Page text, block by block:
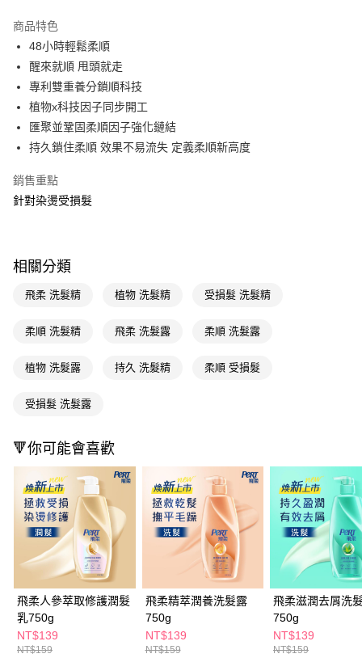
LINE Pay
Apple Pay
街口支付
悠遊付
便利好安心！
１．簡單：不需註冊會員、不需綁卡、不需儲值。
２．便利：只要手機號碼，簡訊認證，即可結帳。
３．安心：先確認商品／服務後，再付款。
【「AFTEE先享後付」結帳流程】
結帳頁面，進行簡訊認證並確認金額後，即可完成結帳。
２．訂單成立數日內，您將收到繳費通知簡訊。
ATM／網路銀行／等多元方式進行付款，方視為交易完成。
後付繳納相關費用。
是否繳費成功／繳費後需取消欲退款等相關疑問，請聯繫「AFTEE先享後付
客戶支援中心」https://netprotections.freshdesk.com/support/home
【注意事項】
１．透過由恩沛科技股份有限公司提供之「AFTEE先享後付」服務完成之交
易，需依本服務之必要範圍內提供個人資料，並將交易相關給付款項請求債
權轉讓予恩沛科技股份有限公司。
２．關於個人資料處理事宜，請瀏覽以下網址：
https://aftee.tw/terms/#terms3
３．未成年的使用者請事先徵得法定代理人或監護人之同意方可使用
「AFTEE先享後付」，若未經同意申辦者引起之損失，本公司不負相關責
任。
４．使用「AFTEE先享後付」時，將依據個別帳號之用戶狀況，依本公司即
每筆NT$65，滿NT$390(含以上)免運費
付款後全家取貨
萊爾富取貨付款
每筆NT$65，滿NT$490(含以上)免運費
7-11取貨付款
每筆NT$65，滿NT$490(含以上)免運費
付款後7-11取貨
每筆NT$65，滿NT$490(含以上)免運費
宅配(本島)
每筆NT$100，滿NT$790(含以上)免運費
商品特色
48小時輕鬆柔順
醒來就順 甩頭就走
專利雙重養分鎖順科技
植物x科技因子同步開工
匯聚並鞏固柔順因子強化鏈結
持久鎖住柔順 效果不易流失 定義柔順新高度
銷售重點
針對染燙受損髮
相關分類
飛柔 洗髮精 植物 洗髮精 受損髮 洗髮精
柔順 洗髮精 飛柔 洗髮露 柔順 洗髮露
植物 洗髮露 持久 洗髮精 柔順 受損髮
受損髮 洗髮露
🔻你可能會喜歡
飛柔人參萃取修護潤髮
乳750g
NT$139
NT$159
飛柔精萃潤養洗髮露
750g
NT$139
NT$159
飛柔滋潤去屑洗
750g
NT$139
NT$159